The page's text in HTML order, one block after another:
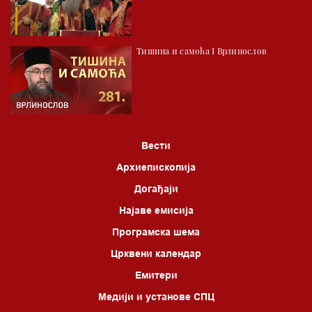
Тишина и самоћа I Врлинослов
Вести
Архиепископија
Догађаји
Најаве емисија
Програмска шема
Црквени календар
Емитери
Медији и установе СПЦ